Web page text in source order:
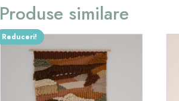
Produse similare
Reduceri!